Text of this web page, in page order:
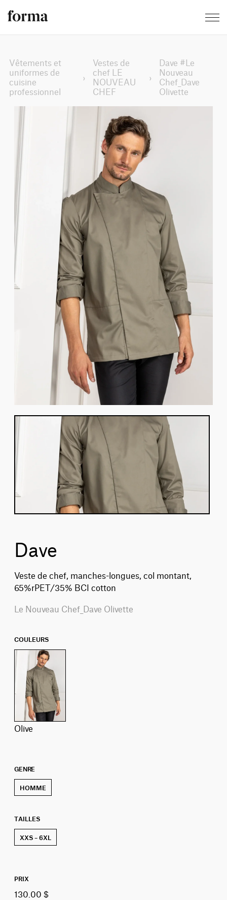
Vêtements et
uniformes de
cuisine
professionnel
›
Vestes de
chef LE
NOUVEAU
CHEF
›
Dave #Le
Nouveau
Chef_Dave
Olivette
Dave
Veste de chef, manches-longues, col montant,
65%rPET/35% BCI cotton
Le Nouveau Chef_Dave Olivette
COULEURS
olive
GENRE
HOMME
TAILLES
XXS – 6XL
PRIX
130.00 $